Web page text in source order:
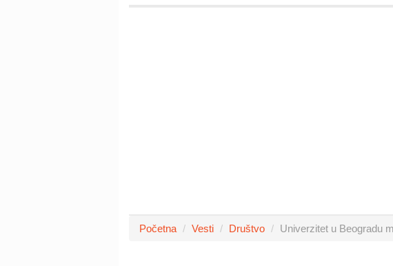
Početna Vesti Društvo Univerzitet u Beogradu